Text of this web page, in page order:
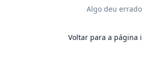
Algo deu errado
Voltar para a página